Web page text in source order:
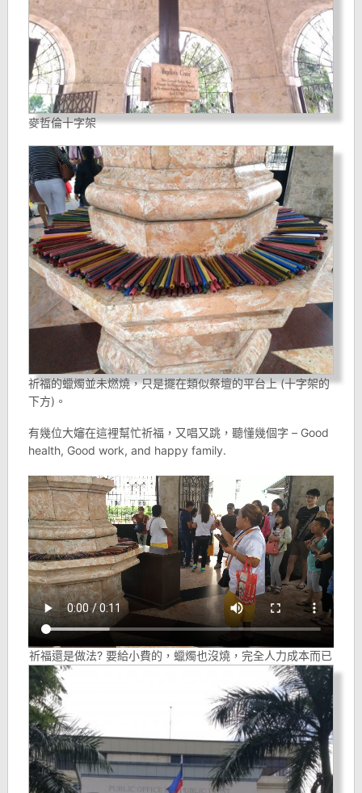
麥哲倫十字架
祈福的蠟燭並未燃燒，只是擺在類似祭壇的平台上 (十字架的
下方)。
有幾位大嬸在這裡幫忙祈福，又唱又跳，聽懂幾個字 – Good
health, Good work, and happy family.
祈福還是做法? 要給小費的，蠟燭也沒燒，完全人力成本而已